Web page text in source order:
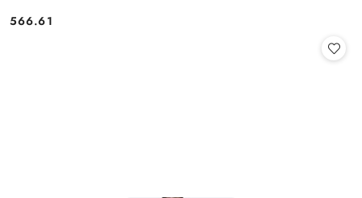
Cena:
566.61